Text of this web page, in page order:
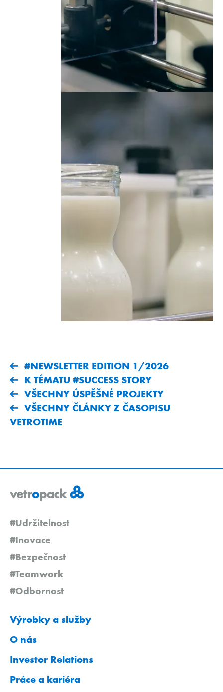
#NEWSLETTER EDITION 1/2026
K TÉMATU #SUCCESS STORY
VŠECHNY ÚSPĚŠNÉ PROJEKTY
VŠECHNY ČLÁNKY Z ČASOPISU
VETROTIME
#Udržitelnost
#Inovace
#Bezpečnost
#Teamwork
#Odbornost
Výrobky a služby
O nás
Investor Relations
Práce a kariéra